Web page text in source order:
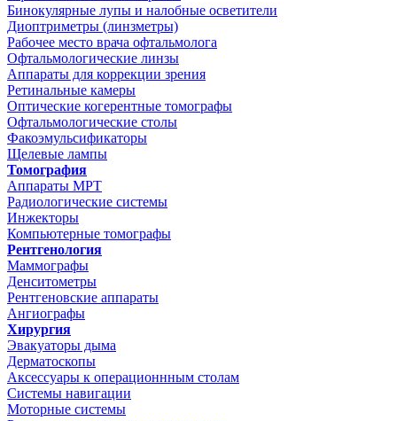
Бинокулярные лупы и налобные осветители
Диоптриметры (линзметры)
Рабочее место врача офтальмолога
Офтальмологические линзы
Аппараты для коррекции зрения
Ретинальные камеры
Оптические когерентные томографы
Офтальмологические столы
Факоэмульсификаторы
Щелевые лампы
Томография
Аппараты МРТ
Радиологические системы
Инжекторы
Компьютерные томографы
Рентгенология
Маммографы
Денситометры
Рентгеновские аппараты
Ангиографы
Хирургия
Эвакуаторы дыма
Дерматоскопы
Аксессуары к операционнным столам
Системы навигации
Моторные системы